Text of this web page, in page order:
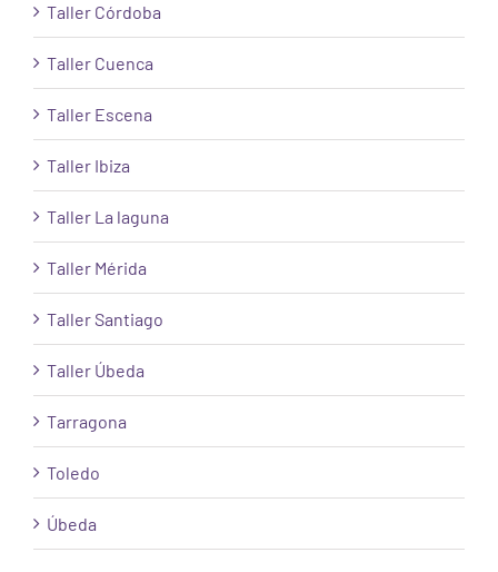
Taller Córdoba
Taller Cuenca
Taller Escena
Taller Ibiza
Taller La laguna
Taller Mérida
Taller Santiago
Taller Úbeda
Tarragona
Toledo
Úbeda